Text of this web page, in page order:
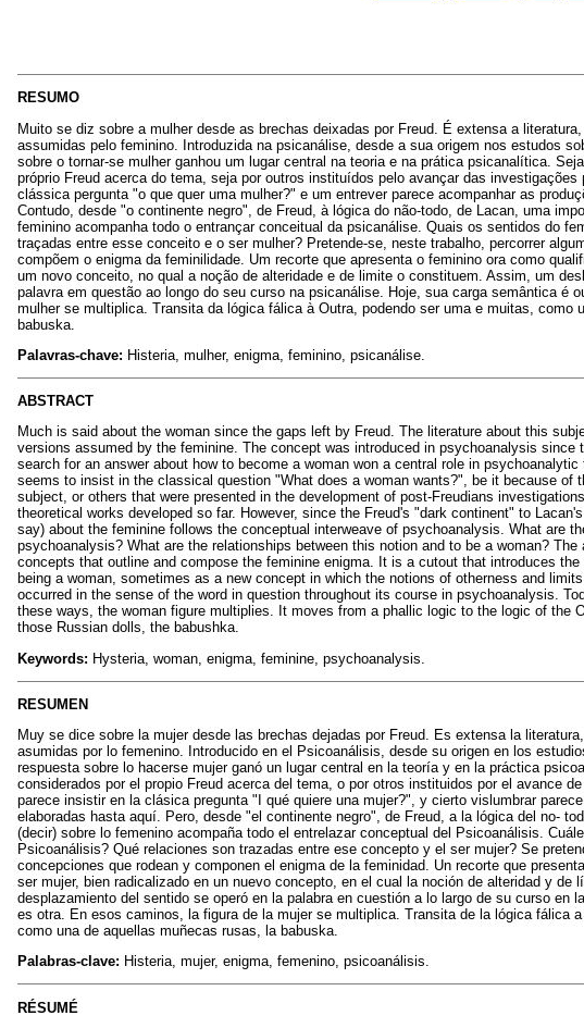
RESUMO
Muito se diz sobre a mulher desde as brechas deixadas por Freud. É extensa a
assumidas pelo feminino. Introduzida na psicanálise, desde a sua origem nos estudos
sobre o tornar-se mulher ganhou um lugar central na teoria e na prática psicanalítica.
próprio Freud acerca do tema, seja por outros instituídos pelo avançar das
clássica pergunta "o que quer uma mulher?" e um entrever parece acompanhar as
Contudo, desde "o continente negro", de Freud, à lógica do não-todo, de Lacan, uma
feminino acompanha todo o entrançar conceitual da psicanálise. Quais os sentidos do
traçadas entre esse conceito e o ser mulher? Pretende-se, neste trabalho, percorrer
compõem o enigma da feminilidade. Um recorte que apresenta o feminino ora como
um novo conceito, no qual a noção de alteridade e de limite o constituem. Assim, um
palavra em questão ao longo do seu curso na psicanálise. Hoje, sua carga semântica é
mulher se multiplica. Transita da lógica fálica à Outra, podendo ser uma e muitas, como
babuska.
Palavras-chave: Histeria, mulher, enigma, feminino, psicanálise.
ABSTRACT
Much is said about the woman since the gaps left by Freud. The literature about this
versions assumed by the feminine. The concept was introduced in psychoanalysis since
search for an answer about how to become a woman won a central role in
seems to insist in the classical question "What does a woman wants?", be it because of
subject, or others that were presented in the development of post-Freudians
theoretical works developed so far. However, since the Freud's "dark continent" to
say) about the feminine follows the conceptual interweave of psychoanalysis. What are
psychoanalysis? What are the relationships between this notion and to be a woman?
concepts that outline and compose the feminine enigma. It is a cutout that introduces
being a woman, sometimes as a new concept in which the notions of otherness and
occurred in the sense of the word in question throughout its course in psychoanalysis.
these ways, the woman figure multiplies. It moves from a phallic logic to the logic of the
those Russian dolls, the babushka.
Keywords: Hysteria, woman, enigma, feminine, psychoanalysis.
RESUMEN
Muy se dice sobre la mujer desde las brechas dejadas por Freud. Es extensa la
asumidas por lo femenino. Introducido en el Psicoanálisis, desde su origen en los
respuesta sobre lo hacerse mujer ganó un lugar central en la teoría y en la práctica
considerados por el propio Freud acerca del tema, o por otros instituidos por el avance
parece insistir en la clásica pregunta "I qué quiere una mujer?", y cierto vislumbrar
elaboradas hasta aquí. Pero, desde "el continente negro", de Freud, a la lógica del no-
(decir) sobre lo femenino acompaña todo el entrelazar conceptual del Psicoanálisis.
Psicoanálisis? Qué relaciones son trazadas entre ese concepto y el ser mujer? Se
concepciones que rodean y componen el enigma de la feminidad. Un recorte que
ser mujer, bien radicalizado en un nuevo concepto, en el cual la noción de alteridad y de
desplazamiento del sentido se operó en la palabra en cuestión a lo largo de su curso en
es otra. En esos caminos, la figura de la mujer se multiplica. Transita de la lógica fálica
como una de aquellas muñecas rusas, la babuska.
Palabras-clave: Histeria, mujer, enigma, femenino, psicoanálisis.
RÉSUMÉ